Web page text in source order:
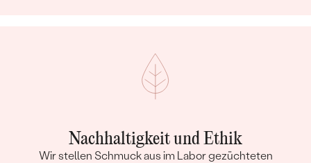
Nachhaltigkeit und Ethik
Wir stellen Schmuck aus im Labor gezüchteten